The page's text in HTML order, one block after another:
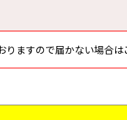
ますので届かない場合は